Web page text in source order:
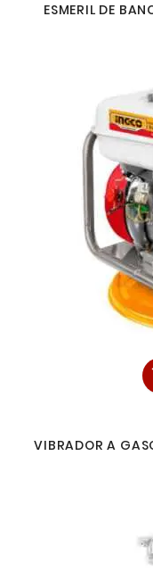
ESMERIL DE
VIBRADOR A